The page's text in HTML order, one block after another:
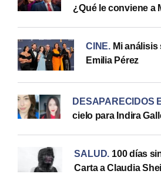
¿Qué le conviene a
CINE. Mi
Emilia Pérez
DESAPARECIDOS
cielo para Indira
SALUD. 100 días
Carta a Claudia